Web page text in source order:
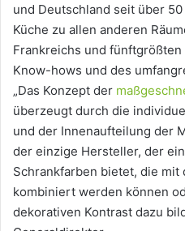
und Deutschland seit über
Küche zu allen anderen
Frankreichs und
Know-hows und des
„Das Konzept der
überzeugt durch die
und der Innenaufteilung der
der einzige Hersteller, der
Schrankfarben bietet, die mit
kombiniert werden können
dekorativen Kontrast dazu